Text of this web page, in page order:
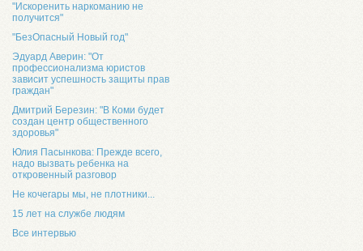
"Искоренить наркоманию не
получится"
"БезОпасный Новый год"
Эдуард Аверин: "От
профессионализма юристов
зависит успешность защиты прав
граждан"
Дмитрий Березин: "В Коми будет
создан центр общественного
здоровья"
Юлия Пасынкова: Прежде всего,
надо вызвать ребенка на
откровенный разговор
Не кочегары мы, не плотники...
15 лет на службе людям
Все интервью